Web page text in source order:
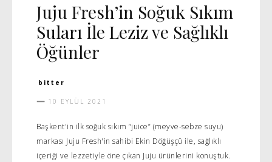
Juju Fresh’in Soğuk Sıkım
Suları İle Leziz ve Sağlıklı
Öğünler
bitter
10 EYLÜL 2021
Başkent'in ilk soğuk sıkım “juice” (meyve-sebze suyu)
markası Juju Fresh'in sahibi Ekin Döğüşçü ile, sağlıklı
içeriği ve lezzetiyle öne çıkan Juju ürünlerini konuştuk.